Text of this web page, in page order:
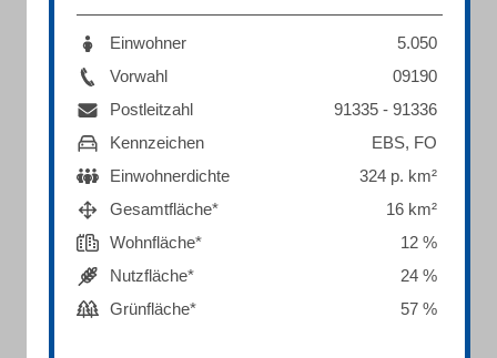
Einwohner
5.050
Vorwahl
09190
Postleitzahl
91335 - 91336
Kennzeichen
EBS, FO
Einwohnerdichte
324 p. km²
Gesamtfläche*
16 km²
Wohnfläche*
12 %
Nutzfläche*
24 %
Grünfläche*
57 %